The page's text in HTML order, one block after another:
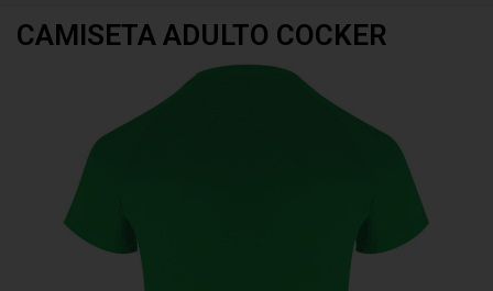
CAMISETA ADULTO COCKER